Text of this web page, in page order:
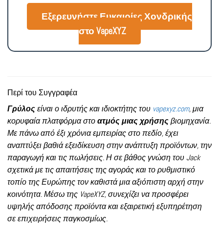
Εξερευνήστε Ευκαιρίες Χονδρικής
στο VapeXYZ
Περί του Συγγραφέα
Γρύλοςείναι ο ιδρυτής και ιδιοκτήτης του vapexyz.com, μια
κορυφαία πλατφόρμα στοατμός μιας χρήσηςβιομηχανία.
Με πάνω από έξι χρόνια εμπειρίας στο πεδίο, έχει
αναπτύξει βαθιά εξειδίκευση στην ανάπτυξη προϊόντων, την
παραγωγή και τις πωλήσεις. Η σε βάθος γνώση του Jack
σχετικά με τις απαιτήσεις της αγοράς και το ρυθμιστικό
τοπίο της Ευρώπης τον καθιστά μια αξιόπιστη αρχή στην
κοινότητα. Μέσω της VapeXYZ, συνεχίζει να προσφέρει
υψηλής απόδοσης προϊόντα και εξαιρετική εξυπηρέτηση
σε επιχειρήσεις παγκοσμίως.